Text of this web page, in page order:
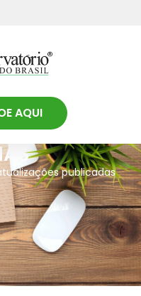
AQUI
publicadas